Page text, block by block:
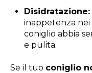
Disidratazione:
inappetenza nei
coniglio abbia
e pulita.
Se il tuo coniglio